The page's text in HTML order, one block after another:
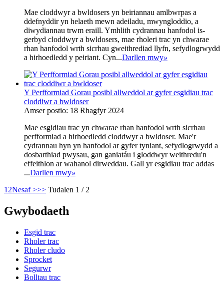
Mae cloddwyr a bwldosers yn beiriannau amlbwrpas a
ddefnyddir yn helaeth mewn adeiladu, mwyngloddio, a
diwydiannau trwm eraill. Ymhlith cydrannau hanfodol is-
gerbyd cloddwyr a bwldosers, mae rholeri trac yn chwarae
rhan hanfodol wrth sicrhau gweithrediad llyfn, sefydlogrwydd
a hirhoedledd y peiriant. Cyn...Darllen mwy»
Y Perfformiad Gorau posibl allweddol ar gyfer esgidiau trac
cloddiwr a bwldoser
Amser postio: 18 Rhagfyr 2024
Mae esgidiau trac yn chwarae rhan hanfodol wrth sicrhau
perfformiad a hirhoedledd cloddwyr a bwldoser. Mae'r
cydrannau hyn yn hanfodol ar gyfer tyniant, sefydlogrwydd a
dosbarthiad pwysau, gan ganiatáu i gloddwyr weithredu'n
effeithlon ar wahanol dirweddau. Gall yr esgidiau trac addas
...Darllen mwy»
1 2Nesaf >>> Tudalen 1 / 2
Gwybodaeth
Esgid trac
Rholer trac
Rholer cludo
Sprocket
Segurwr
Bolltau trac